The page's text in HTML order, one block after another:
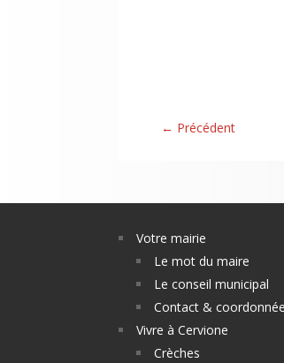
← Précédent
Votre mairie
Le mot du maire
Le conseil municipal
Contact &
Vivre à Cervione
Crèches